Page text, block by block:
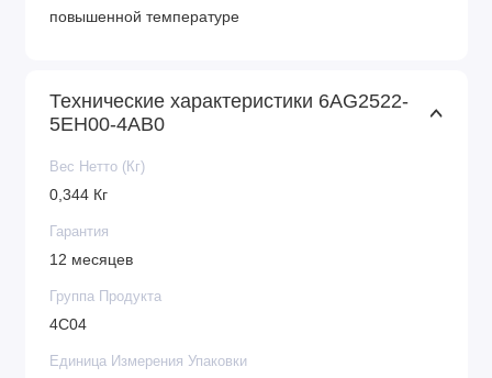
повышенной температуре
Технические характеристики 6AG2522-
5EH00-4AB0
Вес Нетто (Кг)
0,344 Кг
Гарантия
12 месяцев
Группа Продукта
4C04
Единица Измерения Упаковки